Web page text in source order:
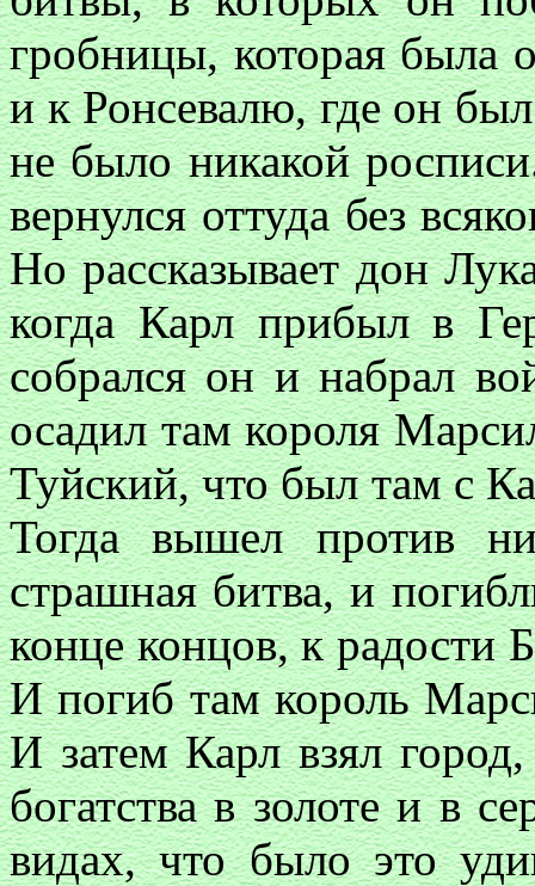
гробницы, которая была
и к Ронсевалю, где он
не было никакой
вернулся оттуда без
Но рассказывает дон
когда Карл прибыл в
собрался он и набрал
осадил там короля
Туйский, что был там с
Тогда вышел против
страшная битва, и
конце концов, к
И погиб там король
И затем Карл взял
богатства в золоте и в
видах, что было это